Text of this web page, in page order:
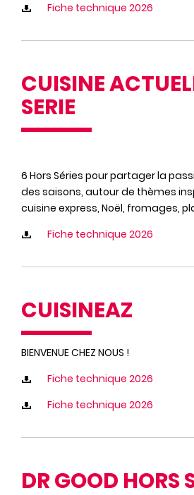
Fiche technique 2026
CUISINE
SERIE
6 Hors Séries pour partager la
des saisons, autour de thèmes
cuisine express, Noël, fromages,
Fiche technique 2026
CUISINEAZ
BIENVENUE CHEZ NOUS !
Fiche technique 2026
Fiche technique 2026
DR GOOD HORS